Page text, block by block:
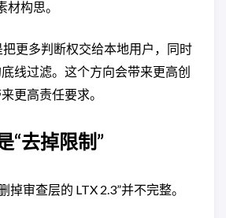
材构思。
把更多判断权交给本地用户，同时
线过滤。这个方向会带来更高创
更高责任要求。
“去掉限制”
掉审查层的 LTX 2.3”并不完整。